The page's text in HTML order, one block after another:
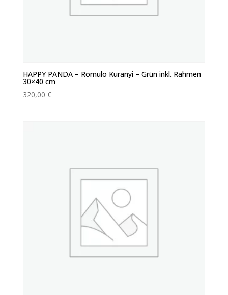
HAPPY PANDA – Romulo Kuranyi – Grün inkl. Rahmen
30×40 cm
320,00 €